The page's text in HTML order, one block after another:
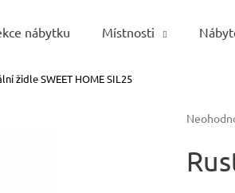
nábytku Místnosti
židle SWEET HOME SIL25
Průměrné
produktu
je
Co potřebujete najít?